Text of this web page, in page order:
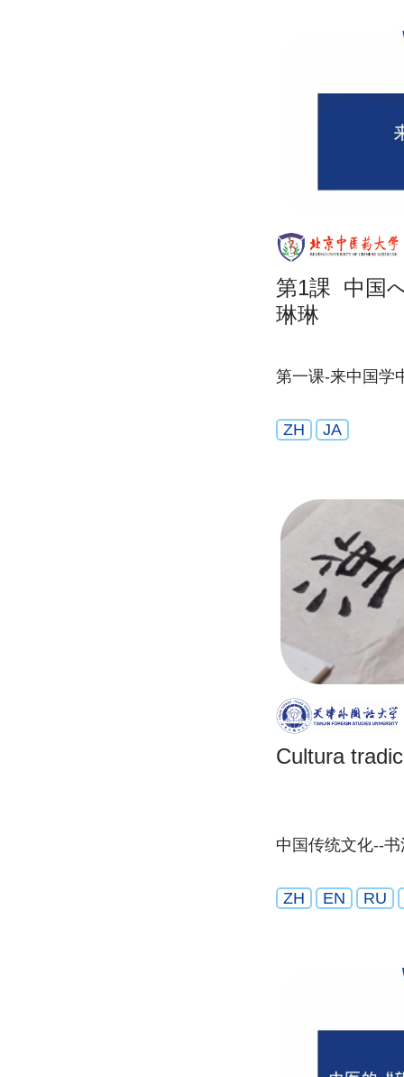
第1課 中国
琳琳
第一课-来中国学
ZH JA
Cultura
中国传统文化--书
ZH EN RU